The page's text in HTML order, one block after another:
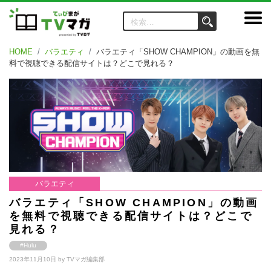
HOME バラエティ
バラエティ「SHOW CHAMPION」の動画を無
料で視聴できる配信サイトは？どこで見れる？
バラエティ
バラエティ「SHOW CHAMPION」の動画
を無料で視聴できる配信サイトは？どこで
見れる？
#Hulu
2023年11月10日 by TVマガ編集部